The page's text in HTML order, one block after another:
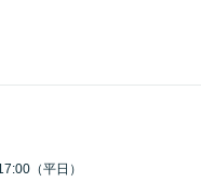
（平日）